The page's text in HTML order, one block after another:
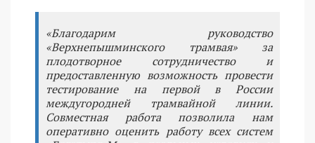
«Благодарим руководство
«Верхнепышминского трамвая» за
плодотворное сотрудничество и
предоставленную возможность провести
тестирование на первой в России
междугородней трамвайной линии.
Совместная работа позволила нам
оперативно оценить работу всех систем